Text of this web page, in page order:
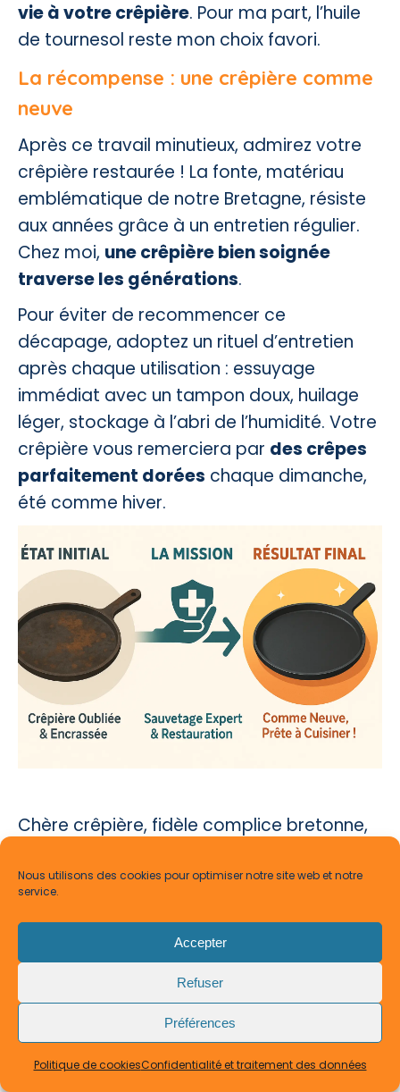
Nous utilisons des cookies pour optimiser notre site web et notre
service.
Accepter
Refuser
Préférences
Politique de cookiesConfidentialité et traitement des données
vie à votre crêpière. Pour ma part, l’huile
de tournesol reste mon choix favori.
La récompense : une crêpière comme
neuve
Après ce travail minutieux, admirez votre
crêpière restaurée ! La fonte, matériau
emblématique de notre Bretagne, résiste
aux années grâce à un entretien régulier.
Chez moi, une crêpière bien soignée
traverse les générations.
Pour éviter de recommencer ce
décapage, adoptez un rituel d’entretien
après chaque utilisation : essuyage
immédiat avec un tampon doux, huilage
léger, stockage à l’abri de l’humidité. Votre
crêpière vous remerciera par des crêpes
parfaitement dorées chaque dimanche,
été comme hiver.
Chère crêpière, fidèle complice bretonne,
essentiels – nettoyage, culottage ou
efficacité
. Une crêpière aimée devient
alliée intemporelle,transmet l’art de la
. Alors, à vos tampons, huiles et
pierres abrasives pour des
moelleuses et pleines de souvenirs!
FAQ